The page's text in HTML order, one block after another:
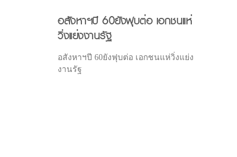
อสังหาฯปี 60ยังฟุบต่อ เอกชนแห่
วิ่งแย่งงานรัฐ
อสังหาฯปี 60ยังฟุบต่อ เอกชนแห่วิ่งแย่ง
งานรัฐ